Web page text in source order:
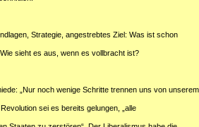
Strategie, angestrebtes Ziel: Was ist schon
sieht es aus, wenn es vollbracht ist?
„Nur noch wenige Schritte trennen uns von unserem
sei es bereits gelungen, „alle